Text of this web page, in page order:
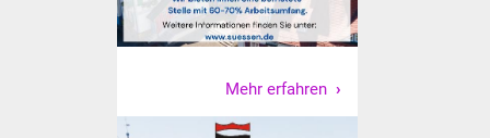
NETZMonitor
Ärzte und Apotheken
Mehr erfahren